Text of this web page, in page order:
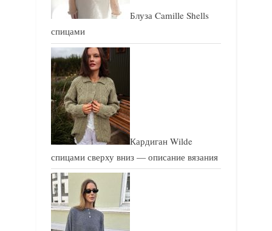
с
ь
:
Блуза Camille Shells
спицами
Кардиган Wilde
спицами сверху вниз — описание вязания